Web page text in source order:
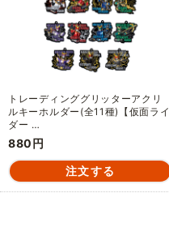
トレーディンググリッターアクリ
ルキーホルダー(全11種)【仮面ライ
ダー …
880円